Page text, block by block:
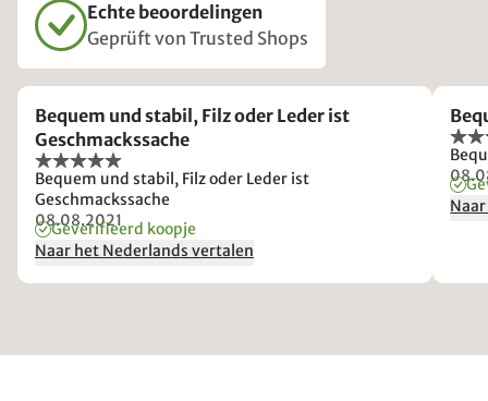
Echte beoordelingen
Geprüft von Trusted Shops
Bequem und stabil, Filz oder Leder ist
Geschmackssache
Bequem und stabil, Filz oder Leder ist
Geschmackssache
08.08.2021
Geverifieerd koopje
Naar het Nederlands vertalen